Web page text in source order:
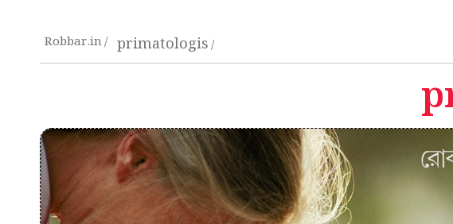
Robbar.in primatologis